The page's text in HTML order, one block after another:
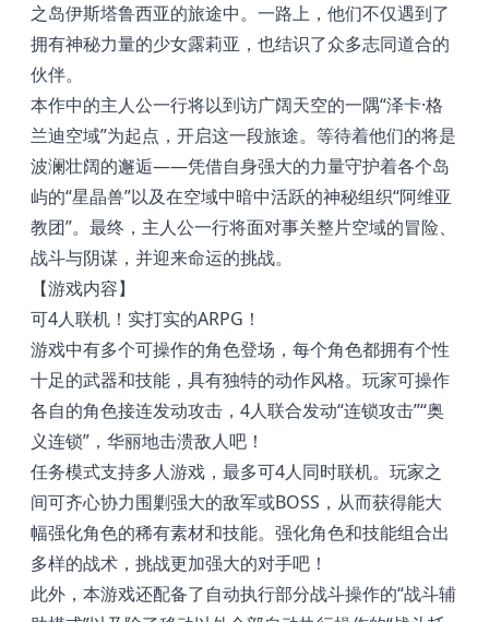
之岛伊斯塔鲁西亚的旅途中。一路上，他们不仅遇到了
拥有神秘力量的少女露莉亚，也结识了众多志同道合的
伙伴。
本作中的主人公一行将以到访广阔天空的一隅“泽卡·格
兰迪空域”为起点，开启这一段旅途。等待着他们的将是
波澜壮阔的邂逅——凭借自身强大的力量守护着各个岛
屿的“星晶兽”以及在空域中暗中活跃的神秘组织“阿维亚
教团”。最终，主人公一行将面对事关整片空域的冒险、
战斗与阴谋，并迎来命运的挑战。
【游戏内容】
可4人联机！实打实的ARPG！
游戏中有多个可操作的角色登场，每个角色都拥有个性
十足的武器和技能，具有独特的动作风格。玩家可操作
各自的角色接连发动攻击，4人联合发动“连锁攻击”“奥
义连锁”，华丽地击溃敌人吧！
任务模式支持多人游戏，最多可4人同时联机。玩家之
间可齐心协力围剿强大的敌军或BOSS，从而获得能大
幅强化角色的稀有素材和技能。强化角色和技能组合出
多样的战术，挑战更加强大的对手吧！
此外，本游戏还配备了自动执行部分战斗操作的“战斗辅